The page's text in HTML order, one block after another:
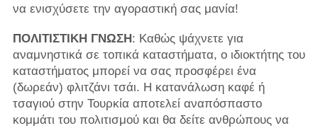
να ενισχύσετε την αγοραστική σας μανία!
ΠΟΛΙΤΙΣΤΙΚΗ ΓΝΩΣΗ : Καθώς ψάχνετε για
αναμνηστικά σε τοπικά καταστήματα, ο ιδιοκτήτης του
καταστήματος μπορεί να σας προσφέρει ένα
(δωρεάν) φλιτζάνι τσάι. Η κατανάλωση καφέ ή
τσαγιού στην Τουρκία αποτελεί αναπόσπαστο
κομμάτι του πολιτισμού και θα δείτε ανθρώπους να